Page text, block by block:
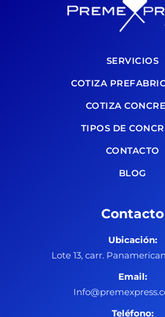
SERVICIOS
COTIZA
COTIZA
TIPOS DE
CONTACTO
BLOG
Contacto
Ubicación:
Lote 13, carr.
Email:
Teléfono: